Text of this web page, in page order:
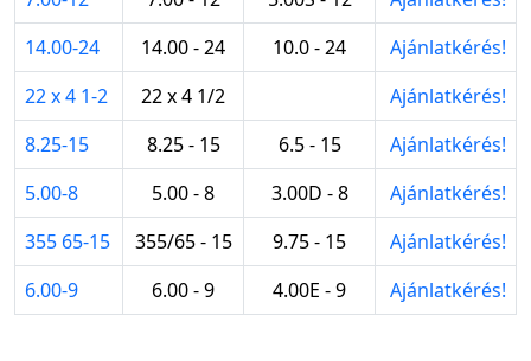
14.00-24
14.00 - 24 10.0 - 24
Ajánlatkérés!
22 x 4 1-2
22 x 4 1/2
Ajánlatkérés!
8.25-15
8.25 - 15 6.5 - 15
Ajánlatkérés!
5.00-8
5.00 - 8 3.00D - 8
Ajánlatkérés!
355 65-15
355/65 - 15 9.75 - 15
Ajánlatkérés!
6.00-9
6.00 - 9 4.00E - 9 Ajánlatkérés!